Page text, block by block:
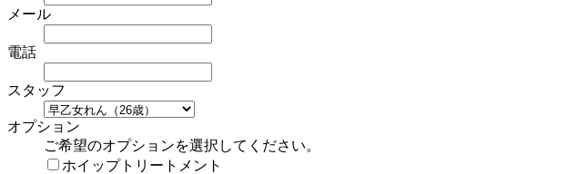
メール
電話
スタッフ
オプション
ご希望のオプションを選択してください。
ホイップトリートメント